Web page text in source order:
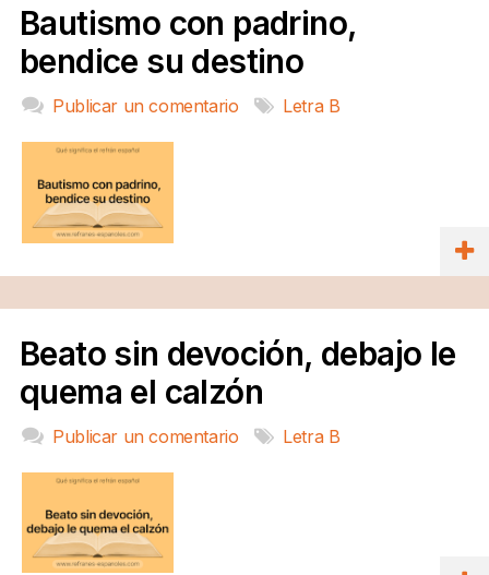
Bautismo con padrino,
bendice su destino
Publicar un comentario Letra B
Beato sin devoción, debajo le
quema el calzón
Publicar un comentario Letra B